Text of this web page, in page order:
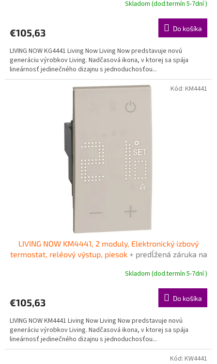
Skladom (dod.termín 5-7dní )
€105,63 Do košíka
LIVING NOW KG4441 Living Now Living Now predstavuje novú
generáciu výrobkov Living. Nadčasová ikona, v ktorej sa spája
lineárnosť jedinečného dizajnu s jednoduchosťou...
LIVING NOW KM4441, 2 moduly, Elektronický izbový
termostat, reléový výstup, piesok + predĺžená záruka na
Skladom (dod.termín 5-7dní )
€105,63 Do košíka
LIVING NOW KM4441 Living Now Living Now predstavuje novú
generáciu výrobkov Living. Nadčasová ikona, v ktorej sa spája
lineárnosť jedinečného dizajnu s jednoduchosťou...
Kód: KM4441
Kód: KW4441